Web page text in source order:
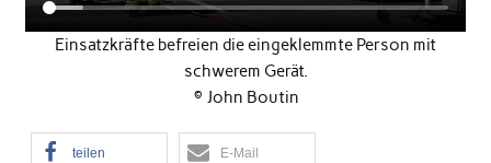
Einsatzkräfte befreien die eingeklemmte Person mit
schwerem Gerät.
© John Boutin
teilen E-Mail